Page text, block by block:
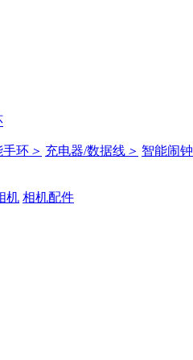
手环 ＞ 充电器/数据线 ＞ 智能闹钟
机 相机配件